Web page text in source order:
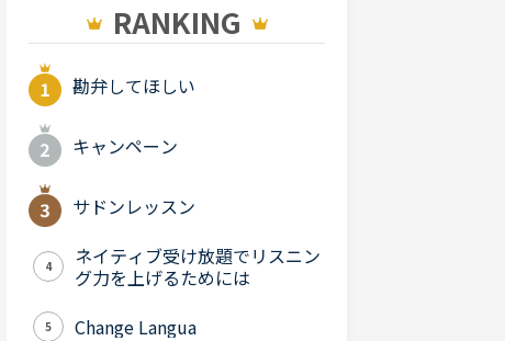
RANKING
勘弁してほしい
キャンペーン
サドンレッスン
4
ネイティブ受け放題でリスニン
グ力を上げるためには
5 Change Langua